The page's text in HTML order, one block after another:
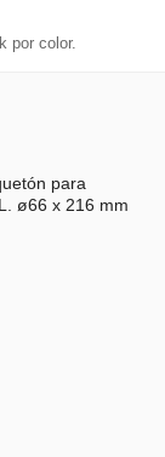
por color.
para
ø66 x 216 mm